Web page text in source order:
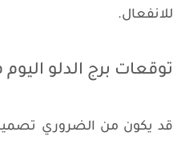
للانفعال.
توقعات برج الدلو
قد يكون من الضروري